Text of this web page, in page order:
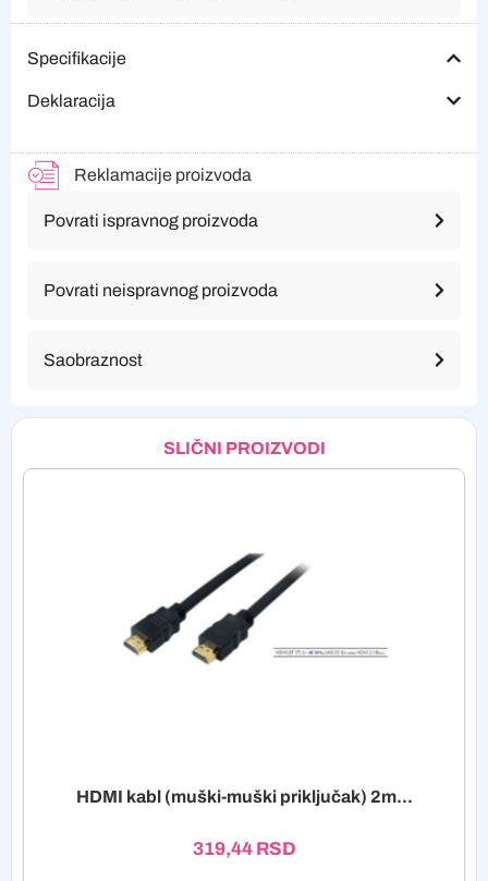
Specifikacije
Deklaracija
Reklamacije proizvoda
Povrati ispravnog proizvoda
Povrati neispravnog proizvoda
Saobraznost
SLIČNI PROIZVODI
HDMI kabl (muški-muški priključak) 2m...
319,44 RSD